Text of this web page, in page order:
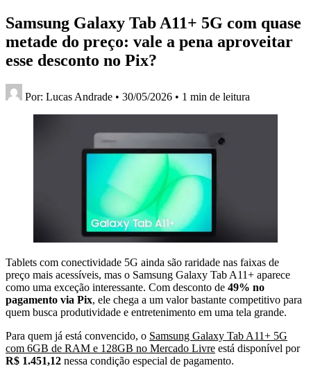
Samsung Galaxy Tab A11+ 5G com quase
metade do preço: vale a pena aproveitar
esse desconto no Pix?
Por: Lucas Andrade • 30/05/2026 • 1 min de leitura
Tablets com conectividade 5G ainda são raridade nas faixas de
preço mais acessíveis, mas o Samsung Galaxy Tab A11+ aparece
como uma exceção interessante. Com desconto de 49% no
pagamento via Pix, ele chega a um valor bastante competitivo para
quem busca produtividade e entretenimento em uma tela grande.
Para quem já está convencido, o Samsung Galaxy Tab A11+ 5G
com 6GB de RAM e 128GB no Mercado Livre está disponível por
R$ 1.451,12 nessa condição especial de pagamento.